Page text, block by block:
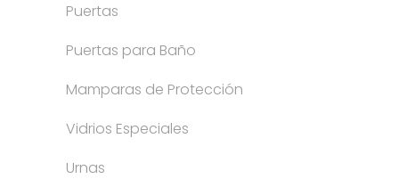
Puertas
Puertas para Baño
Mamparas de Protección
Vidrios Especiales
Urnas